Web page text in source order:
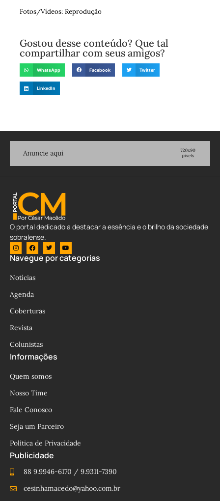
Fotos/Vídeos: Reprodução
Gostou desse conteúdo? Que tal
compartilhar com seus amigos?
WhatsApp Facebook Twitter
LinkedIn
O portal dedicado a destacar a essência e o brilho da sociedade
sobralense.
Navegue por categorias
Notícias
Agenda
Coberturas
Revista
Colunistas
Informações
Quem somos
Nosso Time
Fale Conosco
Seja um Parceiro
Política de Privacidade
Publicidade
88 9.9946-6170 / 9.9311-7390
cesinhamacedo@yahoo.com.br